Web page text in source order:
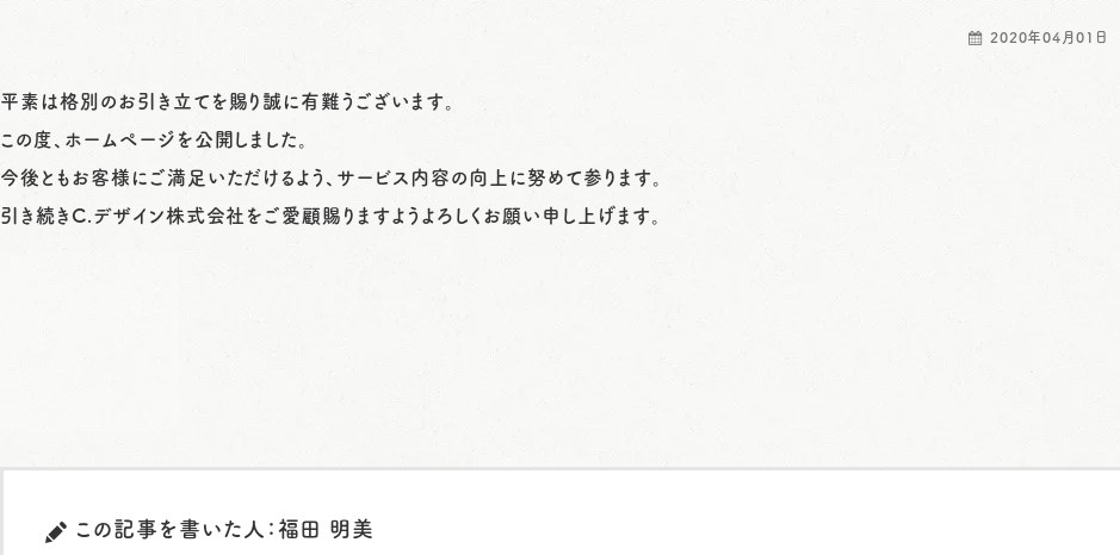
2020年04月01日
平素は格別のお引き立てを賜り誠に有難うございます。
この度、ホームページを公開しました。
今後ともお客様にご満足いただけるよう、サービス内容の向上に努めて参ります。
引き続きC.デザイン株式会社をご愛顧賜りますようよろしくお願い申し上げます。
この記事を書いた人：福田 明美